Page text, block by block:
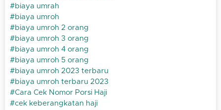
biaya umrah
biaya umroh
biaya umroh 2 orang
biaya umroh 3 orang
biaya umroh 4 orang
biaya umroh 5 orang
biaya umroh 2023 terbaru
biaya umroh terbaru 2023
Cara Cek Nomor Porsi Haji
cek keberangkatan haji